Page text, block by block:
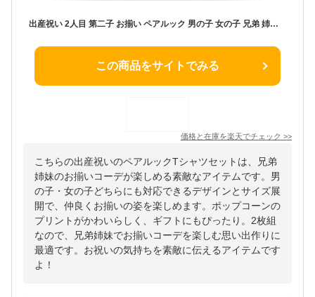
出産祝い 2人目 第二子 お揃い ペアルック 男の子 女の子 兄弟 姉妹 きょうだい で おそろい 2人 / ポップコーン Small×Large プリント / Tシャツ 2枚組 ギフト セット
この商品をサイトでみる
価格と在庫を楽天でチェック >>
こちらの出産祝いのペアルックTシャツセットは、兄弟
姉妹のお揃いコーデが楽しめる素敵なアイテムです。男
の子・女の子どちらにも対応できるデザインとサイズ展
開で、仲良くお揃いの姿を楽しめます。ポップコーンの
プリントがかわいらしく、ギフトにもぴったり。2枚組
なので、兄弟姉妹でお揃いコーデを楽しむ思い出作りに
最適です。お祝いの気持ちを素敵に伝えるアイテムです
よ！